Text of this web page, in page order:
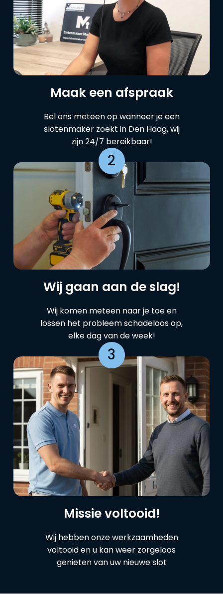
Maak een afspraak
Bel ons meteen op wanneer je een
slotenmaker zoekt in Den Haag, wij
zijn 24/7 bereikbaar!
2
Wij gaan aan de slag!
Wij komen meteen naar je toe en
lossen het probleem schadeloos op,
elke dag van de week!
3
Missie voltooid!
Wij hebben onze werkzaamheden
voltooid en u kan weer zorgeloos
genieten van uw nieuwe slot